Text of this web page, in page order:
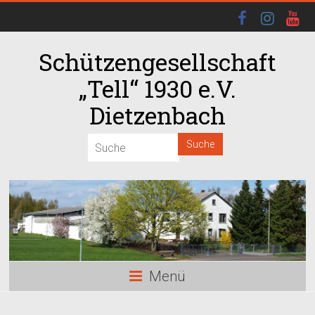
Schützengesellschaft
„Tell“ 1930 e.V.
Dietzenbach
Menü
02:00
04:00